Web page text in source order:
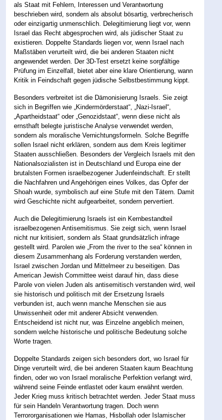
als Staat mit Fehlern, Interessen und Verantwortung
beschrieben wird, sondern als absolut bösartig, verbrecherisch
oder einzigartig unmenschlich. Delegitimierung liegt vor, wenn
Israel das Recht abgesprochen wird, als jüdischer Staat zu
existieren. Doppelte Standards liegen vor, wenn Israel nach
Maßstäben verurteilt wird, die bei anderen Staaten nicht
angewendet werden. Der 3D-Test ersetzt keine sorgfältige
Prüfung im Einzelfall, bietet aber eine klare Orientierung, wann
Kritik in Feindschaft gegen jüdische Selbstbestimmung kippt.
Besonders verbreitet ist die Dämonisierung Israels. Sie zeigt
sich in Begriffen wie „Kindermörderstaat“, „Nazi-Israel“,
„Apartheidstaat“ oder „Genozidstaat“, wenn diese nicht als
ernsthaft belegte juristische Analyse verwendet werden,
sondern als moralische Vernichtungsformeln. Solche Begriffe
sollen Israel nicht erklären, sondern aus dem Kreis legitimer
Staaten ausschließen. Besonders der Vergleich Israels mit den
Nationalsozialisten ist in Deutschland und Europa eine der
brutalsten Formen israelbezogener Judenfeindschaft. Er stellt
die Nachfahren und Angehörigen eines Volkes, das Opfer der
Shoah wurde, symbolisch auf eine Stufe mit den Tätern. Damit
wird Geschichte nicht aufgearbeitet, sondern pervertiert.
Auch die Delegitimierung Israels ist ein Kernbestandteil
israelbezogenen Antisemitismus. Sie zeigt sich, wenn Israel
nicht nur kritisiert, sondern als Staat grundsätzlich infrage
gestellt wird. Parolen wie „From the river to the sea“ können in
diesem Zusammenhang als Forderung verstanden werden,
Israel zwischen Jordan und Mittelmeer zu beseitigen. Das
American Jewish Committee weist darauf hin, dass diese
Parole von vielen Juden als antisemitisch verstanden wird, weil
sie historisch und politisch mit der Ersetzung Israels
verbunden ist, auch wenn manche Menschen sie aus
Unwissenheit oder mit anderer Absicht verwenden.
Entscheidend ist nicht nur, was Einzelne angeblich meinen,
sondern welche historische und politische Bedeutung solche
Worte tragen.
Doppelte Standards zeigen sich besonders dort, wo Israel für
Dinge verurteilt wird, die bei anderen Staaten kaum Beachtung
finden, oder wo von Israel moralische Perfektion verlangt wird,
während seine Feinde entlastet oder kaum erwähnt werden.
Jeder Krieg muss kritisch betrachtet werden. Jeder Staat muss
für sein Handeln Verantwortung tragen. Doch wenn
Terrororganisationen wie Hamas, Hisbollah oder Islamischer